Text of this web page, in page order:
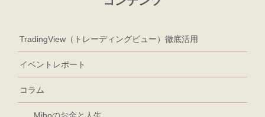
TradingView（トレーディングビュー）徹底活用
イベントレポート
コラム